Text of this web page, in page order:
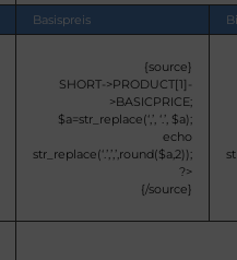
Basispreis
{source}
SHORT->PRODUCT[1]-
>BASICPRICE;
$a=str_replace(‘,’, ‘.’, $a);
echo
str_replace(‘.’,’,’,round($a,2));
?>
{/source}